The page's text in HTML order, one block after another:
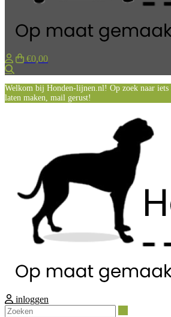
€0,00
Welkom bij Honden-lijnen.nl! Op zoek naar iets
laten maken, mail gerust!
inloggen